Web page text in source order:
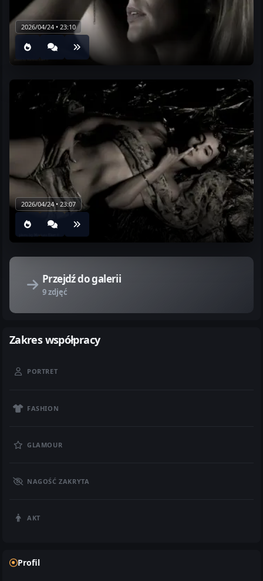
2026/04/24 • 23:10
2026/04/24 • 23:07
Przejdź do galerii
9 zdjęć
Zakres współpracy
PORTRET
FASHION
GLAMOUR
NAGOŚĆ ZAKRYTA
AKT
Profil